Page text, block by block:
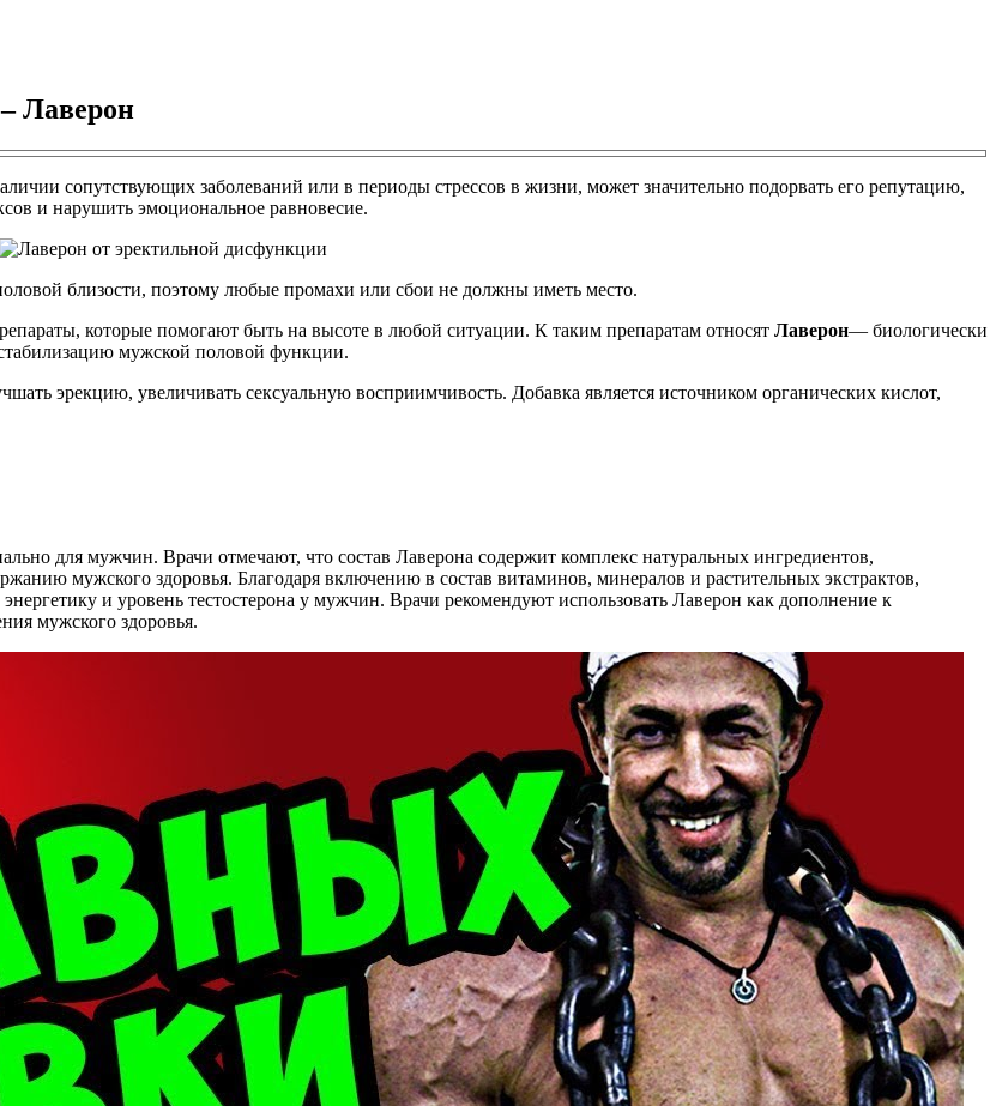
Лаверон
сопутствующих заболеваний или в периоды стрессов в жизни, может значительно подорвать его репутацию,
и нарушить эмоциональное равновесие.
близости, поэтому любые промахи или сбои не должны иметь место.
которые помогают быть на высоте в любой ситуации. К таким препаратам относят Лаверон— биологически
мужской половой функции.
эрекцию, увеличивать сексуальную восприимчивость. Добавка является источником органических кислот,
для мужчин. Врачи отмечают, что состав Лаверона содержит комплекс натуральных ингредиентов,
мужского здоровья. Благодаря включению в состав витаминов, минералов и растительных экстрактов,
и уровень тестостерона у мужчин. Врачи рекомендуют использовать Лаверон как дополнение к
мужского здоровья.